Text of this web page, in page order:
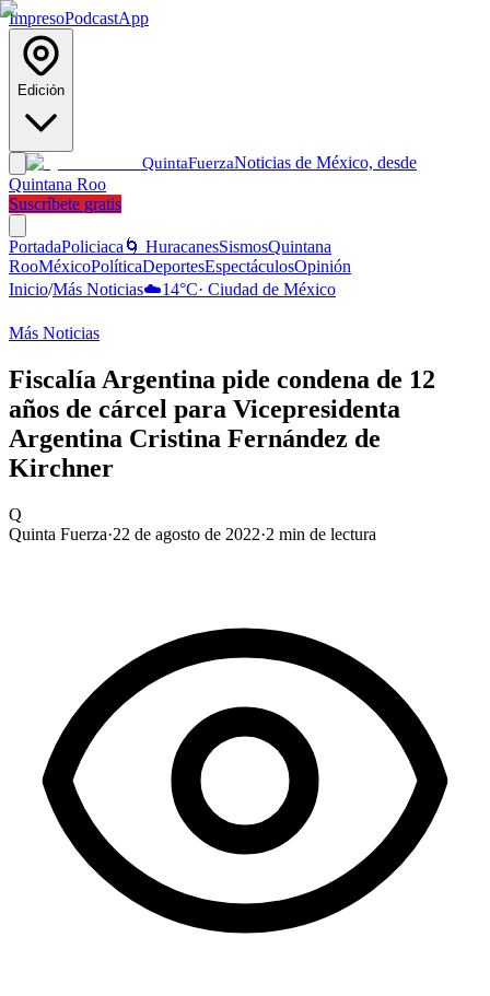
ImpresoPodcastApp
Edición
QuintaFuerzaNoticias de México, desde
Quintana Roo
Suscríbete gratis
PortadaPoliciaca 🌀 HuracanesSismosQuintana
RooMéxicoPolíticaDeportesEspectáculosOpinión
Inicio/Más Noticias☁️14°C· Ciudad de México
Más Noticias
Fiscalía Argentina pide condena de 12
años de cárcel para Vicepresidenta
Argentina Cristina Fernández de
Kirchner
Q
Quinta Fuerza·22 de agosto de 2022·2 min de lectura